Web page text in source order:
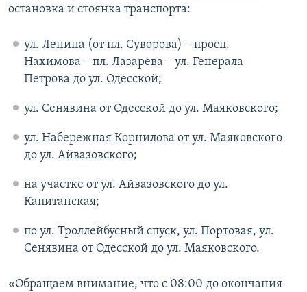
остановка и стоянка транспорта:
ул. Ленина (от пл. Суворова) – просп.
Нахимова – пл. Лазарева – ул. Генерала
Петрова до ул. Одесской;
ул. Сенявина от Одесской до ул. Маяковского;
ул. Набережная Корнилова от ул. Маяковского
до ул. Айвазовского;
на участке от ул. Айвазовского до ул.
Капитанская;
по ул. Троллейбусный спуск, ул. Портовая, ул.
Сенявина от Одесской до ул. Маяковского.
«Обращаем внимание, что с 08:00 до окончания